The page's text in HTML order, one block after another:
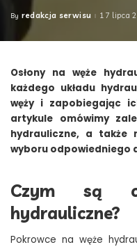
Posted
By redakcja serwisu 17 lipca
Osłony na węże
każdego układu
węży i zapobiegając
artykule omówimy
hydrauliczne, a także
wyboru odpowiedniego
Czym są
hydrauliczne?
Pokrowce na węże